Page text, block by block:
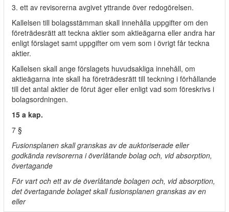
3. ett av revisorerna avgivet yttrande över redogörelsen.
Kallelsen till bolagsstämman skall innehålla uppgifter om den
företrädesrätt att teckna aktier som aktieägarna eller andra har
enligt förslaget samt uppgifter om vem som i övrigt får teckna
aktier.
Kallelsen skall ange förslagets huvudsakliga innehåll, om
aktieägarna inte skall ha företrädesrätt till teckning i förhållande
till det antal aktier de förut äger eller enligt vad som föreskrivs i
bolagsordningen.
15 a kap.
7 §
Fusionsplanen skall granskas av de auktoriserade eller
godkända revisorerna i överlåtande bolag och, vid absorption,
övertagande
För vart och ett av de överlåtande bolagen och, vid absorption,
det övertagande bolaget skall fusionsplanen granskas av en
eller